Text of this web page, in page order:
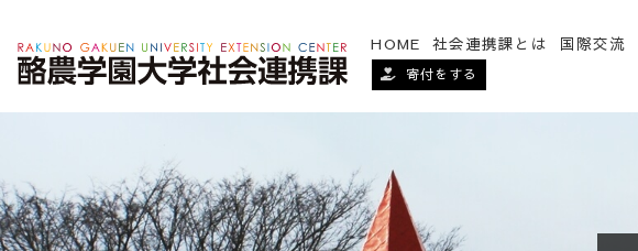
HOME 社会連携課とは 国際交流
寄付をする